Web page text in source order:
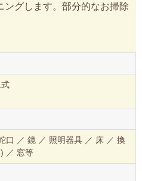
ングします。部分的なお掃除
口 ／ 鏡 ／ 照明器具 ／ 床 ／ 換
／ 窓等